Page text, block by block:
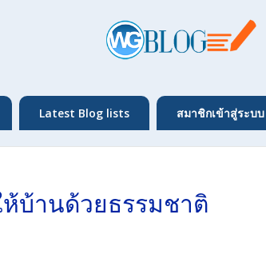
Latest Blog lists สมาชิกเข้าสู่ระบบ
ห้บ้านด้วยธรรมชาติ